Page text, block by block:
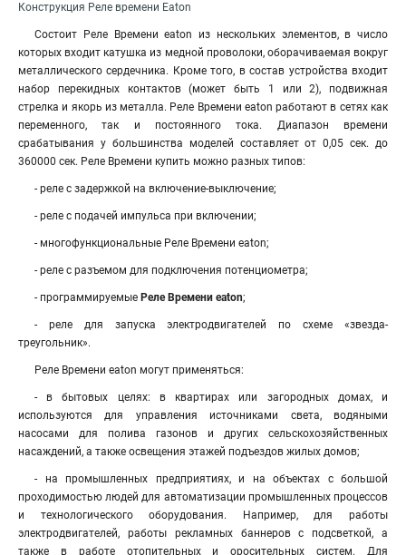
Конструкция Реле времени Eaton
Состоит Реле Времени eaton из нескольких элементов, в число
которых входит катушка из медной проволоки, оборачиваемая вокруг
металлического сердечника. Кроме того, в состав устройства входит
набор перекидных контактов (может быть 1 или 2), подвижная
стрелка и якорь из металла. Реле Времени eaton работают в сетях как
переменного, так и постоянного тока. Диапазон времени
срабатывания у большинства моделей составляет от 0,05 сек. до
360000 сек. Реле Времени купить можно разных типов:
- реле с задержкой на включение-выключение;
- реле с подачей импульса при включении;
- многофункциональные Реле Времени eaton;
- реле с разъемом для подключения потенциометра;
- программируемые Реле Времени eaton;
- реле для запуска электродвигателей по схеме «звезда-
треугольник».
Реле Времени eaton могут применяться:
- в бытовых целях: в квартирах или загородных домах, и
используются для управления источниками света, водяными
насосами для полива газонов и других сельскохозяйственных
насаждений, а также освещения этажей подъездов жилых домов;
- на промышленных предприятиях, и на объектах с большой
проходимостью людей для автоматизации промышленных процессов
и технологического оборудования. Например, для работы
электродвигателей, работы рекламных баннеров с подсветкой, а
также в работе отопительных и оросительных систем. Для